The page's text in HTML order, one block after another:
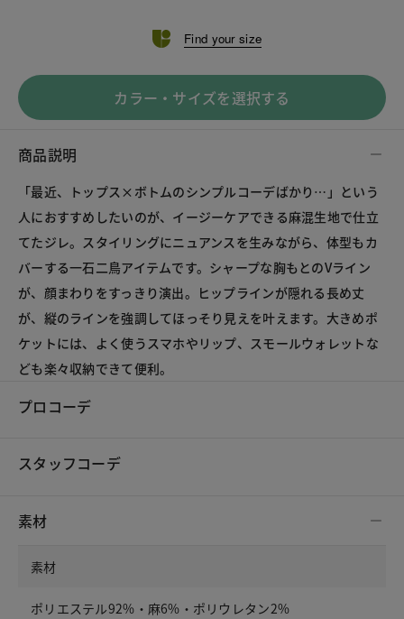
Find your size
カラー・サイズを選択する
商品説明
「最近、トップス×ボトムのシンプルコーデばかり…」という
人におすすめしたいのが、イージーケアできる麻混生地で仕立
てたジレ。スタイリングにニュアンスを生みながら、体型もカ
バーする一石二鳥アイテムです。シャープな胸もとのVライン
が、顔まわりをすっきり演出。ヒップラインが隠れる長め丈
が、縦のラインを強調してほっそり見えを叶えます。大きめポ
ケットには、よく使うスマホやリップ、スモールウォレットな
ども楽々収納できて便利。
プロコーデ
スタッフコーデ
素材
素材
ポリエステル92%・麻6%・ポリウレタン2%